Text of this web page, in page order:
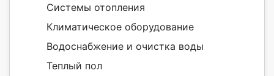
Системы отопления
Климатическое оборудование
Водоснабжение и очистка воды
Теплый пол